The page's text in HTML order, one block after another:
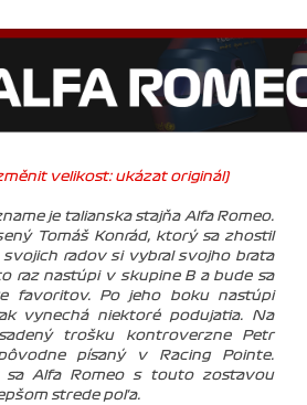
velikost: ukázat originál)
je talianska stajňa Alfa Romeo.
Tomáš Konrád, ktorý sa zhostil
radov si vybral svojho brata
raz nastúpi v skupine B a bude sa
favoritov. Po jeho boku nastúpi
vynechá niektoré podujatia. Na
trošku kontroverzne Petr
písaný v Racing Pointe.
sa Alfa Romeo s touto zostavou
strede poľa.